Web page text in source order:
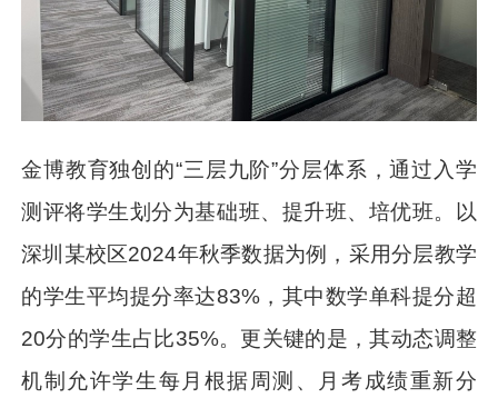
金博教育独创的“三层九阶”分层体系，通过入学
测评将学生划分为基础班、提升班、培优班。以
深圳某校区2024年秋季数据为例，采用分层教学
的学生平均提分率达83%，其中数学单科提分超
20分的学生占比35%。更关键的是，其动态调整
机制允许学生每月根据周测、月考成绩重新分